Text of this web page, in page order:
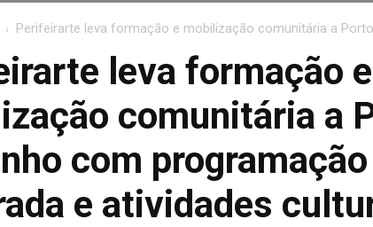
Perifeirarte leva formação e mobilização comunitária a
leva formação e
comunitária a
com programação
e atividades